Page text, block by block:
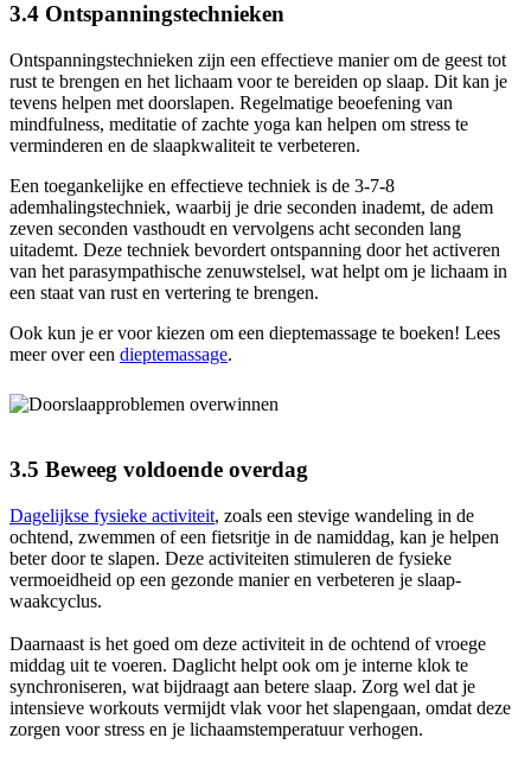
3.4 Ontspanningstechnieken
Ontspanningstechnieken zijn een effectieve manier om de geest tot
rust te brengen en het lichaam voor te bereiden op slaap. Dit kan je
tevens helpen met doorslapen. Regelmatige beoefening van
mindfulness, meditatie of zachte yoga kan helpen om stress te
verminderen en de slaapkwaliteit te verbeteren.
Een toegankelijke en effectieve techniek is de 3-7-8
ademhalingstechniek, waarbij je drie seconden inademt, de adem
zeven seconden vasthoudt en vervolgens acht seconden lang
uitademt. Deze techniek bevordert ontspanning door het activeren
van het parasympathische zenuwstelsel, wat helpt om je lichaam in
een staat van rust en vertering te brengen.
Ook kun je er voor kiezen om een dieptemassage te boeken! Lees
meer over een dieptemassage.
3.5 Beweeg voldoende overdag
Dagelijkse fysieke activiteit, zoals een stevige wandeling in de
ochtend, zwemmen of een fietsritje in de namiddag, kan je helpen
beter door te slapen. Deze activiteiten stimuleren de fysieke
vermoeidheid op een gezonde manier en verbeteren je slaap-
waakcyclus.
Daarnaast is het goed om deze activiteit in de ochtend of vroege
middag uit te voeren. Daglicht helpt ook om je interne klok te
synchroniseren, wat bijdraagt aan betere slaap. Zorg wel dat je
intensieve workouts vermijdt vlak voor het slapengaan, omdat deze
zorgen voor stress en je lichaamstemperatuur verhogen.